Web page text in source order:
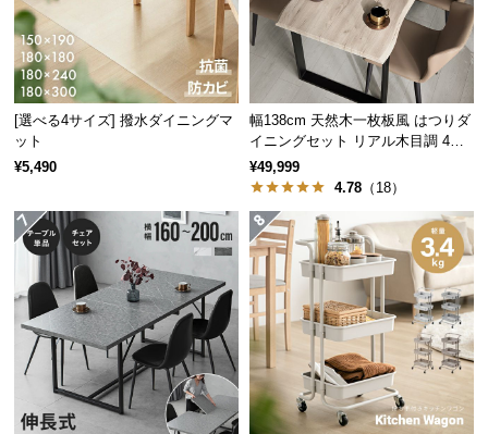
ビ
ス
に
つ
い
入
経
に
つ
い
て
返
[選べる4サイズ] 撥水ダイニングマ
ット
¥5,490
幅138cm 天然木一枚板風 はつりダ
イニングセット リアル木目調 4人
掛け チェア4脚セット
¥49,999
4.78 （18）